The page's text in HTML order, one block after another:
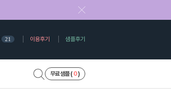
21 이용후기 샘플후기
무료 샘플 ( 0)